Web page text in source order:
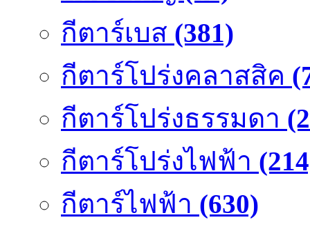
กีตาร์เบส (381)
กีตาร์โปร่งคลาสสิค
กีตาร์โปร่งธรรมดา
กีตาร์โปร่งไฟฟ้า
กีตาร์ไฟฟ้า (630)